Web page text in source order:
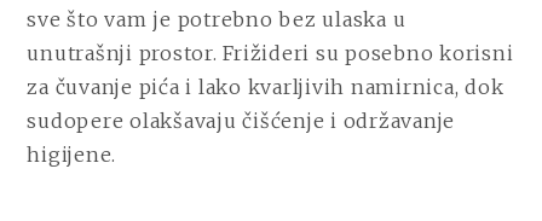
sve što vam je potrebno bez ulaska u
unutrašnji prostor. Frižideri su posebno korisni
za čuvanje pića i lako kvarljivih namirnica, dok
sudopere olakšavaju čišćenje i održavanje
higijene.